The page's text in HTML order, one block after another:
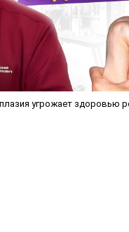
угрожает здоровью